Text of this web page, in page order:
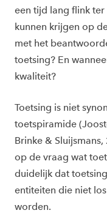
een tijd lang flink
kunnen krijgen op
met het
toetsing? En
kwaliteit?
Toetsing is niet
toetspiramide
Brinke &
op de vraag wat
duidelijk dat
entiteiten die niet
worden.